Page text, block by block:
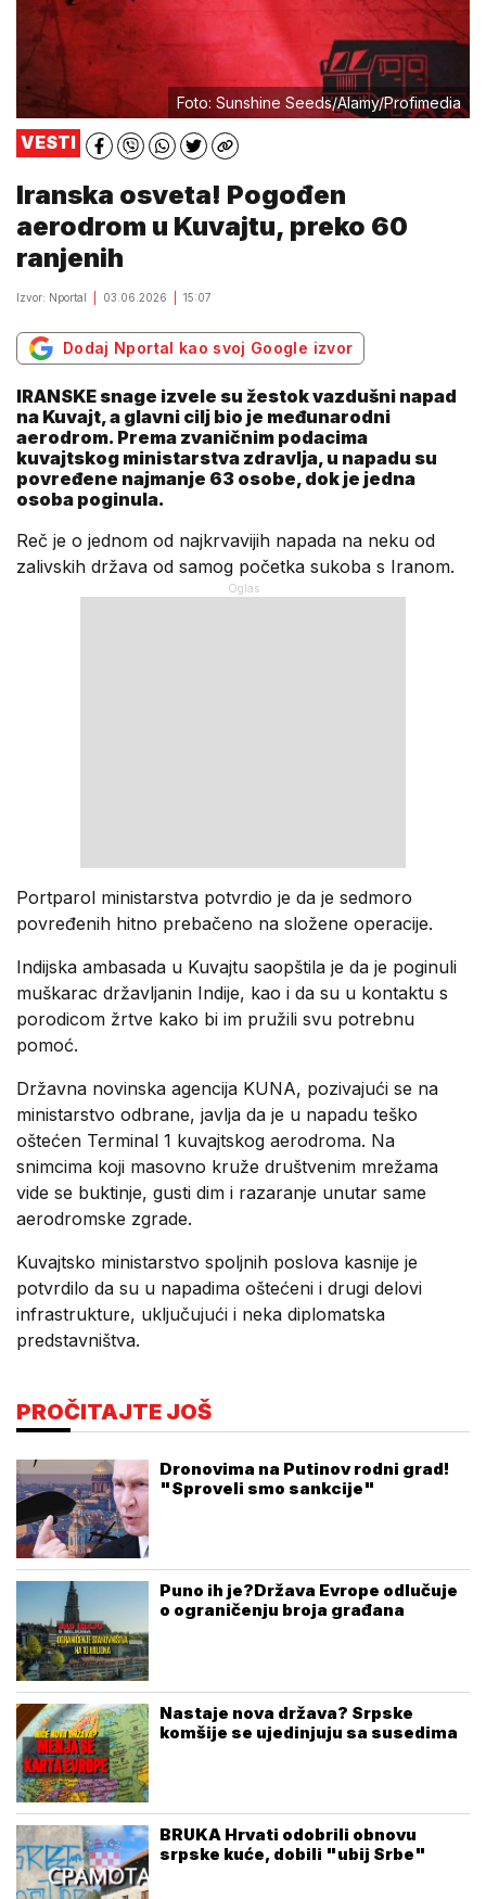
Foto: Sunshine Seeds/Alamy/Profimedia
VESTI
Iranska osveta! Pogođen
aerodrom u Kuvajtu, preko 60
ranjenih
Izvor: Nportal 03.06.2026 15:07
Dodaj Nportal kao svoj Google izvor
IRANSKE snage izvele su žestok vazdušni napad
na Kuvajt, a glavni cilj bio je međunarodni
aerodrom. Prema zvaničnim podacima
kuvajtskog ministarstva zdravlja, u napadu su
povređene najmanje 63 osobe, dok je jedna
osoba poginula.
Reč je o jednom od najkrvavijih napada na neku od
zalivskih država od samog početka sukoba s Iranom.
Portparol ministarstva potvrdio je da je sedmoro
povređenih hitno prebačeno na složene operacije.
Indijska ambasada u Kuvajtu saopštila je da je poginuli
muškarac državljanin Indije, kao i da su u kontaktu s
porodicom žrtve kako bi im pružili svu potrebnu
pomoć.
Državna novinska agencija KUNA, pozivajući se na
ministarstvo odbrane, javlja da je u napadu teško
oštećen Terminal 1 kuvajtskog aerodroma. Na
snimcima koji masovno kruže društvenim mrežama
vide se buktinje, gusti dim i razaranje unutar same
aerodromske zgrade.
Kuvajtsko ministarstvo spoljnih poslova kasnije je
potvrdilo da su u napadima oštećeni i drugi delovi
infrastrukture, uključujući i neka diplomatska
predstavništva.
PROČITAJTE JOŠ
Dronovima na Putinov rodni grad!
"Sproveli smo sankcije"
Puno ih je?Država Evrope odlučuje
o ograničenju broja građana
Nastaje nova država? Srpske
komšije se ujedinjuju sa susedima
BRUKA Hrvati odobrili obnovu
srpske kuće, dobili "ubij Srbe"